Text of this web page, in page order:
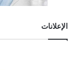
الإعلانات